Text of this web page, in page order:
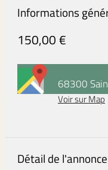
Informations
150,00 €
68300
Voir sur Map
Détail de l'annonce